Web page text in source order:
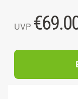
UVP €